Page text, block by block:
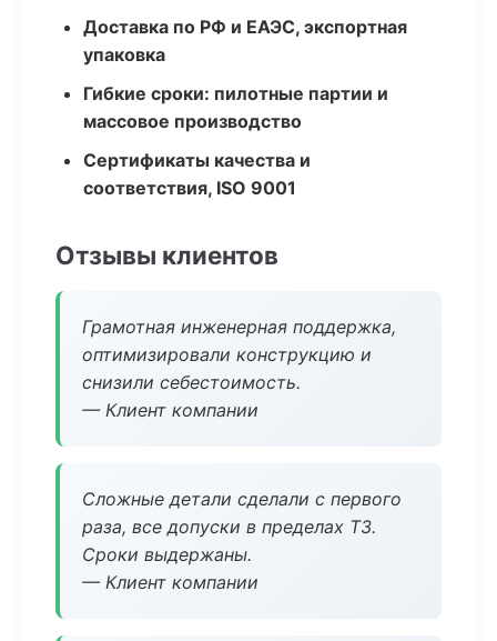
Доставка по РФ и ЕАЭС, экспортная
упаковка
Гибкие сроки: пилотные партии и
массовое производство
Сертификаты качества и
соответствия, ISO 9001
Отзывы клиентов
Грамотная инженерная поддержка,
оптимизировали конструкцию и
снизили себестоимость.
— Клиент компании
Сложные детали сделали с первого
раза, все допуски в пределах ТЗ.
Сроки выдержаны.
— Клиент компании